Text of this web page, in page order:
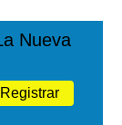
Nueva
Registrar